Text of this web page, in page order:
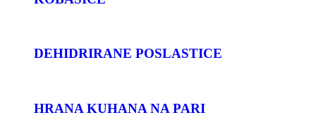
DEHIDRIRANE POSLASTICE
HRANA KUHANA NA PARI